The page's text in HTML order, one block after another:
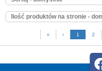
Ilość produktów na stronie -
« ‹ 1 2